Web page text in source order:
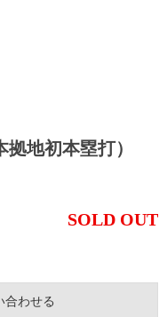
拠地初本塁打）
SOLD OUT
合わせる